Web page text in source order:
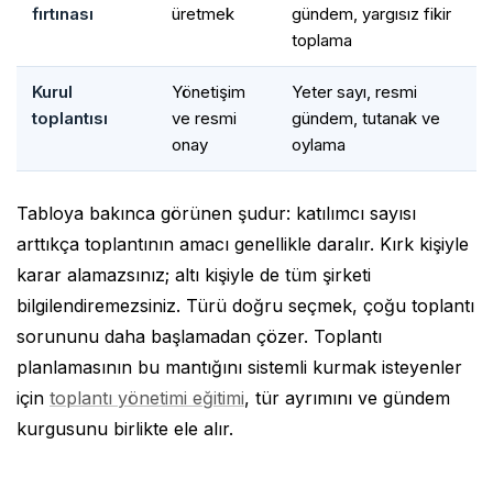
fırtınası
üretmek
gündem, yargısız fikir
toplama
Kurul
toplantısı
Yönetişim
ve resmi
onay
Yeter sayı, resmi
gündem, tutanak ve
oylama
Tabloya bakınca görünen şudur: katılımcı sayısı
arttıkça toplantının amacı genellikle daralır. Kırk kişiyle
karar alamazsınız; altı kişiyle de tüm şirketi
bilgilendiremezsiniz. Türü doğru seçmek, çoğu toplantı
sorununu daha başlamadan çözer. Toplantı
planlamasının bu mantığını sistemli kurmak isteyenler
için toplantı yönetimi eğitimi, tür ayrımını ve gündem
kurgusunu birlikte ele alır.